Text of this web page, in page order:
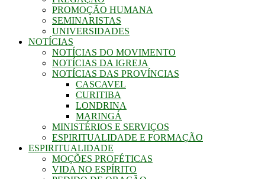
PROMOÇÃO HUMANA
SEMINARISTAS
UNIVERSIDADES
NOTÍCIAS
NOTÍCIAS DO MOVIMENTO
NOTÍCIAS DA IGREJA
NOTÍCIAS DAS PROVÍNCIAS
CASCAVEL
CURITIBA
LONDRINA
MARINGÁ
MINISTÉRIOS E SERVIÇOS
ESPIRITUALIDADE E FORMAÇÃO
ESPIRITUALIDADE
MOÇÕES PROFÉTICAS
VIDA NO ESPÍRITO